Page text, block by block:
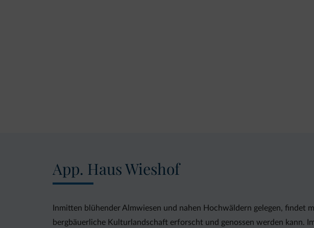
App. Haus Wieshof
Inmitten blühender Almwiesen und nahen Hochwäldern gelegen, findet
bergbäuerliche Kulturlandschaft erforscht und genossen werden kann.